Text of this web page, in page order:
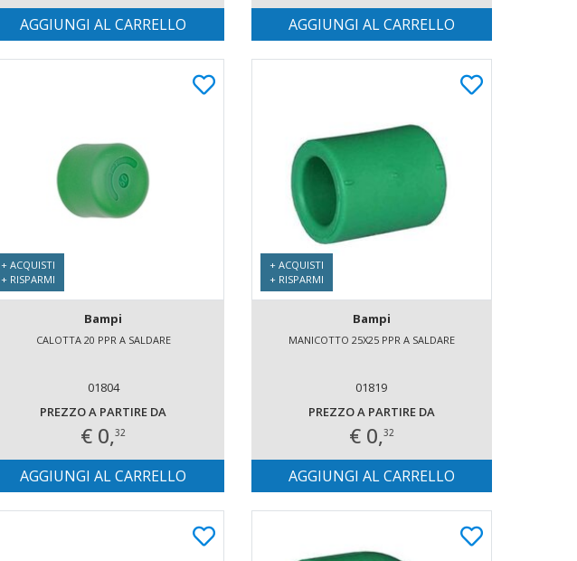
AGGIUNGI AL CARRELLO AGGIUNGI AL CARRELLO
+ ACQUISTI
+ RISPARMI
Bampi
CALOTTA 20 PPR A SALDARE
01804
PREZZO A PARTIRE DA
€ 0,32
AGGIUNGI AL CARRELLO
+ ACQUISTI
+ RISPARMI
Bampi
MANICOTTO 25X25 PPR A SALDARE
01819
PREZZO A PARTIRE DA
€ 0,32
AGGIUNGI AL CARRELLO